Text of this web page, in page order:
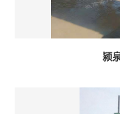
颍